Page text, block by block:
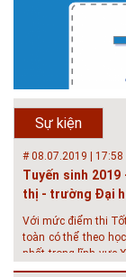
Sự kiện
# 05.04.2020 | 20:30
GIAO LƯU
CHÍNH QUY ĐẠI
Năm nay, kỳ thi
học Kiến trúc Hà
QUÝ PHỤ HUYNH
VẤN TUYỂN SINH ĐẠI
# 08.07.2019 | 17:58
Tuyến sinh
thị - trường Đại
Với mức điểm thi
toàn có thể theo
nhất trong lĩnh vực
đảm 100% t...